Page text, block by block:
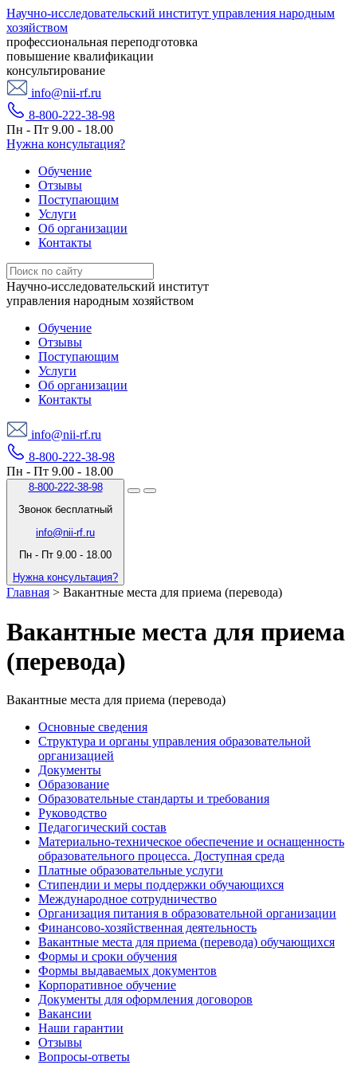
Научно-исследовательский институт управления народным
хозяйством
профессиональная переподготовка
повышение квалификации
консультирование
info@nii-rf.ru
8-800-222-38-98
Пн - Пт 9.00 - 18.00
Нужна консультация?
Обучение
Отзывы
Поступающим
Услуги
Об организации
Контакты
Научно-исследовательский институт
управления народным хозяйством
Обучение
Отзывы
Поступающим
Услуги
Об организации
Контакты
info@nii-rf.ru
8-800-222-38-98
Пн - Пт 9.00 - 18.00
8-800-222-38-98
Звонок бесплатный
info@nii-rf.ru
Пн - Пт 9.00 - 18.00
Нужна консультация?
Главная > Вакантные места для приема (перевода)
Вакантные места для приема
(перевода)
Вакантные места для приема (перевода)
Основные сведения
Структура и органы управления образовательной
организацией
Документы
Образование
Образовательные стандарты и требования
Руководство
Педагогический состав
Материально-техническое обеспечение и оснащенность
образовательного процесса. Доступная среда
Платные образовательные услуги
Стипендии и меры поддержки обучающихся
Международное сотрудничество
Организация питания в образовательной организации
Финансово-хозяйственная деятельность
Вакантные места для приема (перевода) обучающихся
Формы и сроки обучения
Формы выдаваемых документов
Корпоративное обучение
Документы для оформления договоров
Вакансии
Наши гарантии
Отзывы
Вопросы-ответы